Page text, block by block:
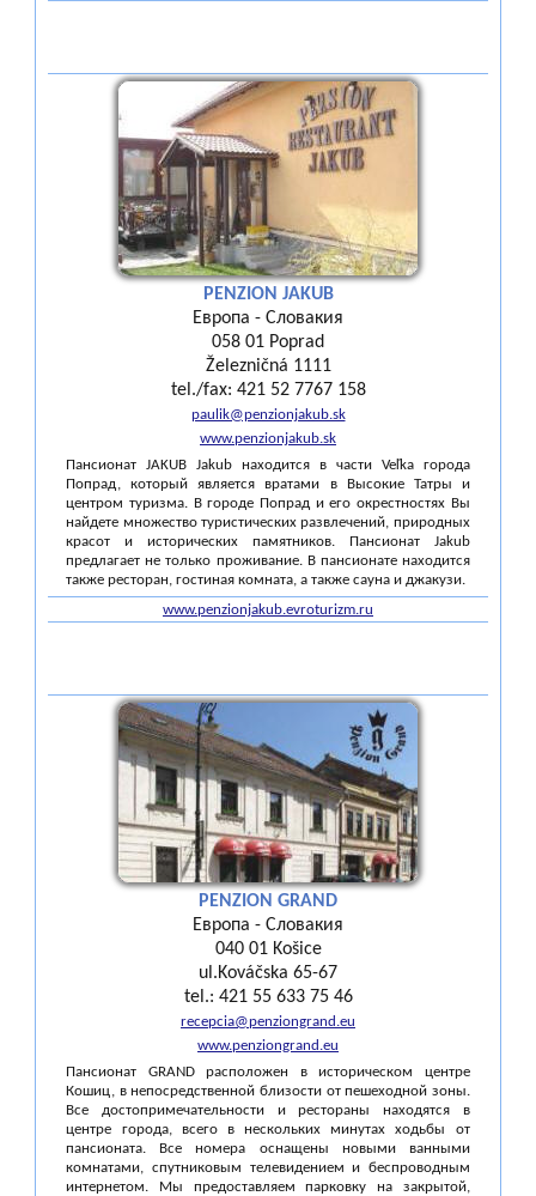
PENZION JAKUB
Европа - Словакия
058 01 Poprad
Železničná 1111
tel./fax: 421 52 7767 158
paulik@penzionjakub.sk
www.penzionjakub.sk
Пансионат JAKUB Jakub находится в части Veľka города
Попрад, который является вратами в Высокие Татры и
центром туризма. В городе Попрад и его окрестностях Вы
найдете множество туристических развлечений, природных
красот и исторических памятников. Пансионат Jakub
предлагает не только проживание. В пансионате находится
также ресторан, гостиная комната, а также сауна и джакузи.
www.penzionjakub.evroturizm.ru
PENZION GRAND
Европа - Словакия
040 01 Košice
ul.Kováčska 65-67
tel.: 421 55 633 75 46
recepcia@penziongrand.eu
www.penziongrand.eu
Пансионат GRAND расположен в историческом центре
Кошиц, в непосредственной близости от пешеходной зоны.
Все достопримечательности и рестораны находятся в
центре города, всего в нескольких минутах ходьбы от
пансионата. Все номера оснащены новыми ванными
комнатами, спутниковым телевидением и беспроводным
интернетом. Мы предоставляем парковку на закрытой,